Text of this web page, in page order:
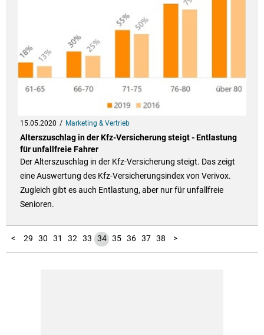
15.05.2020 Marketing & Vertrieb
Alterszuschlag in der Kfz-Versicherung steigt - Entlastung
für unfallfreie Fahrer
Der Alterszuschlag in der Kfz-Versicherung steigt. Das zeigt
eine Auswertung des Kfz-Versicherungsindex von Verivox.
Zugleich gibt es auch Entlastung, aber nur für unfallfreie
Senioren.
<
1
2
3
4
5
6
7
8
9
10
11
12
13
14
15
16
17
18
19
20
21
22
23
24
25
26
27
28 29 30 31 32 33 34 35 36 37 38
39
40
41
42
43
44
45
46
47
48
49
50
51
52
53
54
55
56
57
58
59
60
61
62
63
64
65
66 >